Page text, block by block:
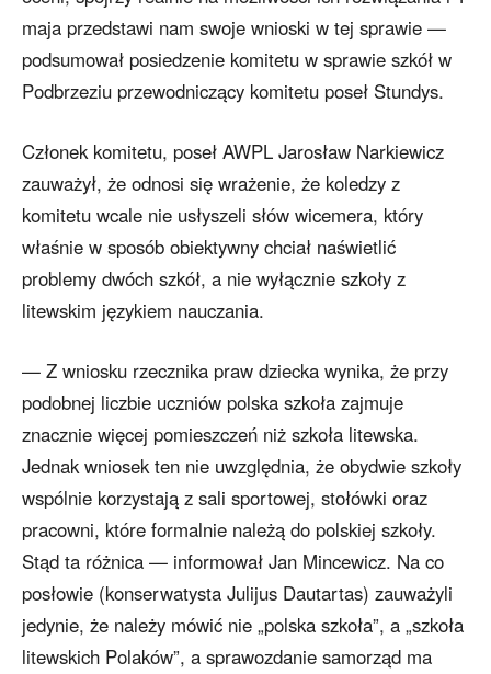
maja przedstawi nam swoje wnioski w tej sprawie —
podsumował posiedzenie komitetu w sprawie szkół w
Podbrzeziu przewodniczący komitetu poseł Stundys.
Członek komitetu, poseł AWPL Jarosław Narkiewicz
zauważył, że odnosi się wrażenie, że koledzy z
komitetu wcale nie usłyszeli słów wicemera, który
właśnie w sposób obiektywny chciał naświetlić
problemy dwóch szkół, a nie wyłącznie szkoły z
litewskim językiem nauczania.
— Z wniosku rzecznika praw dziecka wynika, że przy
podobnej liczbie uczniów polska szkoła zajmuje
znacznie więcej pomieszczeń niż szkoła litewska.
Jednak wniosek ten nie uwzględnia, że obydwie szkoły
wspólnie korzystają z sali sportowej, stołówki oraz
pracowni, które formalnie należą do polskiej szkoły.
Stąd ta różnica — informował Jan Mincewicz. Na co
posłowie (konserwatysta Julijus Dautartas) zauważyli
jedynie, że należy mówić nie „polska szkoła”, a „szkoła
litewskich Polaków”, a sprawozdanie samorząd ma